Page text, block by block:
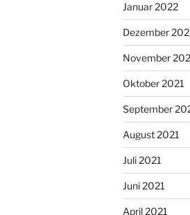
Januar 2022
Dezember
November
Oktober 2021
September
August 2021
Juli 2021
Juni 2021
April 2021